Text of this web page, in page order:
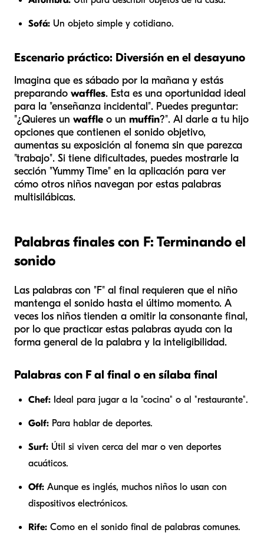
Sofá: Un objeto simple y cotidiano.
Escenario práctico: Diversión en el desayuno
Imagina que es sábado por la mañana y estás
preparando waffles. Esta es una oportunidad ideal
para la "enseñanza incidental". Puedes preguntar:
"¿Quieres un waffle o un muffin?". Al darle a tu hijo
opciones que contienen el sonido objetivo,
aumentas su exposición al fonema sin que parezca
"trabajo". Si tiene dificultades, puedes mostrarle la
sección "Yummy Time" en la aplicación para ver
cómo otros niños navegan por estas palabras
multisilábicas.
Palabras finales con F: Terminando el
sonido
Las palabras con "F" al final requieren que el niño
mantenga el sonido hasta el último momento. A
veces los niños tienden a omitir la consonante final,
por lo que practicar estas palabras ayuda con la
forma general de la palabra y la inteligibilidad.
Palabras con F al final o en sílaba final
Chef: Ideal para jugar a la "cocina" o al "restaurante".
Golf: Para hablar de deportes.
Surf: Útil si viven cerca del mar o ven deportes
acuáticos.
Off: Aunque es inglés, muchos niños lo usan con
dispositivos electrónicos.
Rife: Como en el sonido final de palabras comunes.